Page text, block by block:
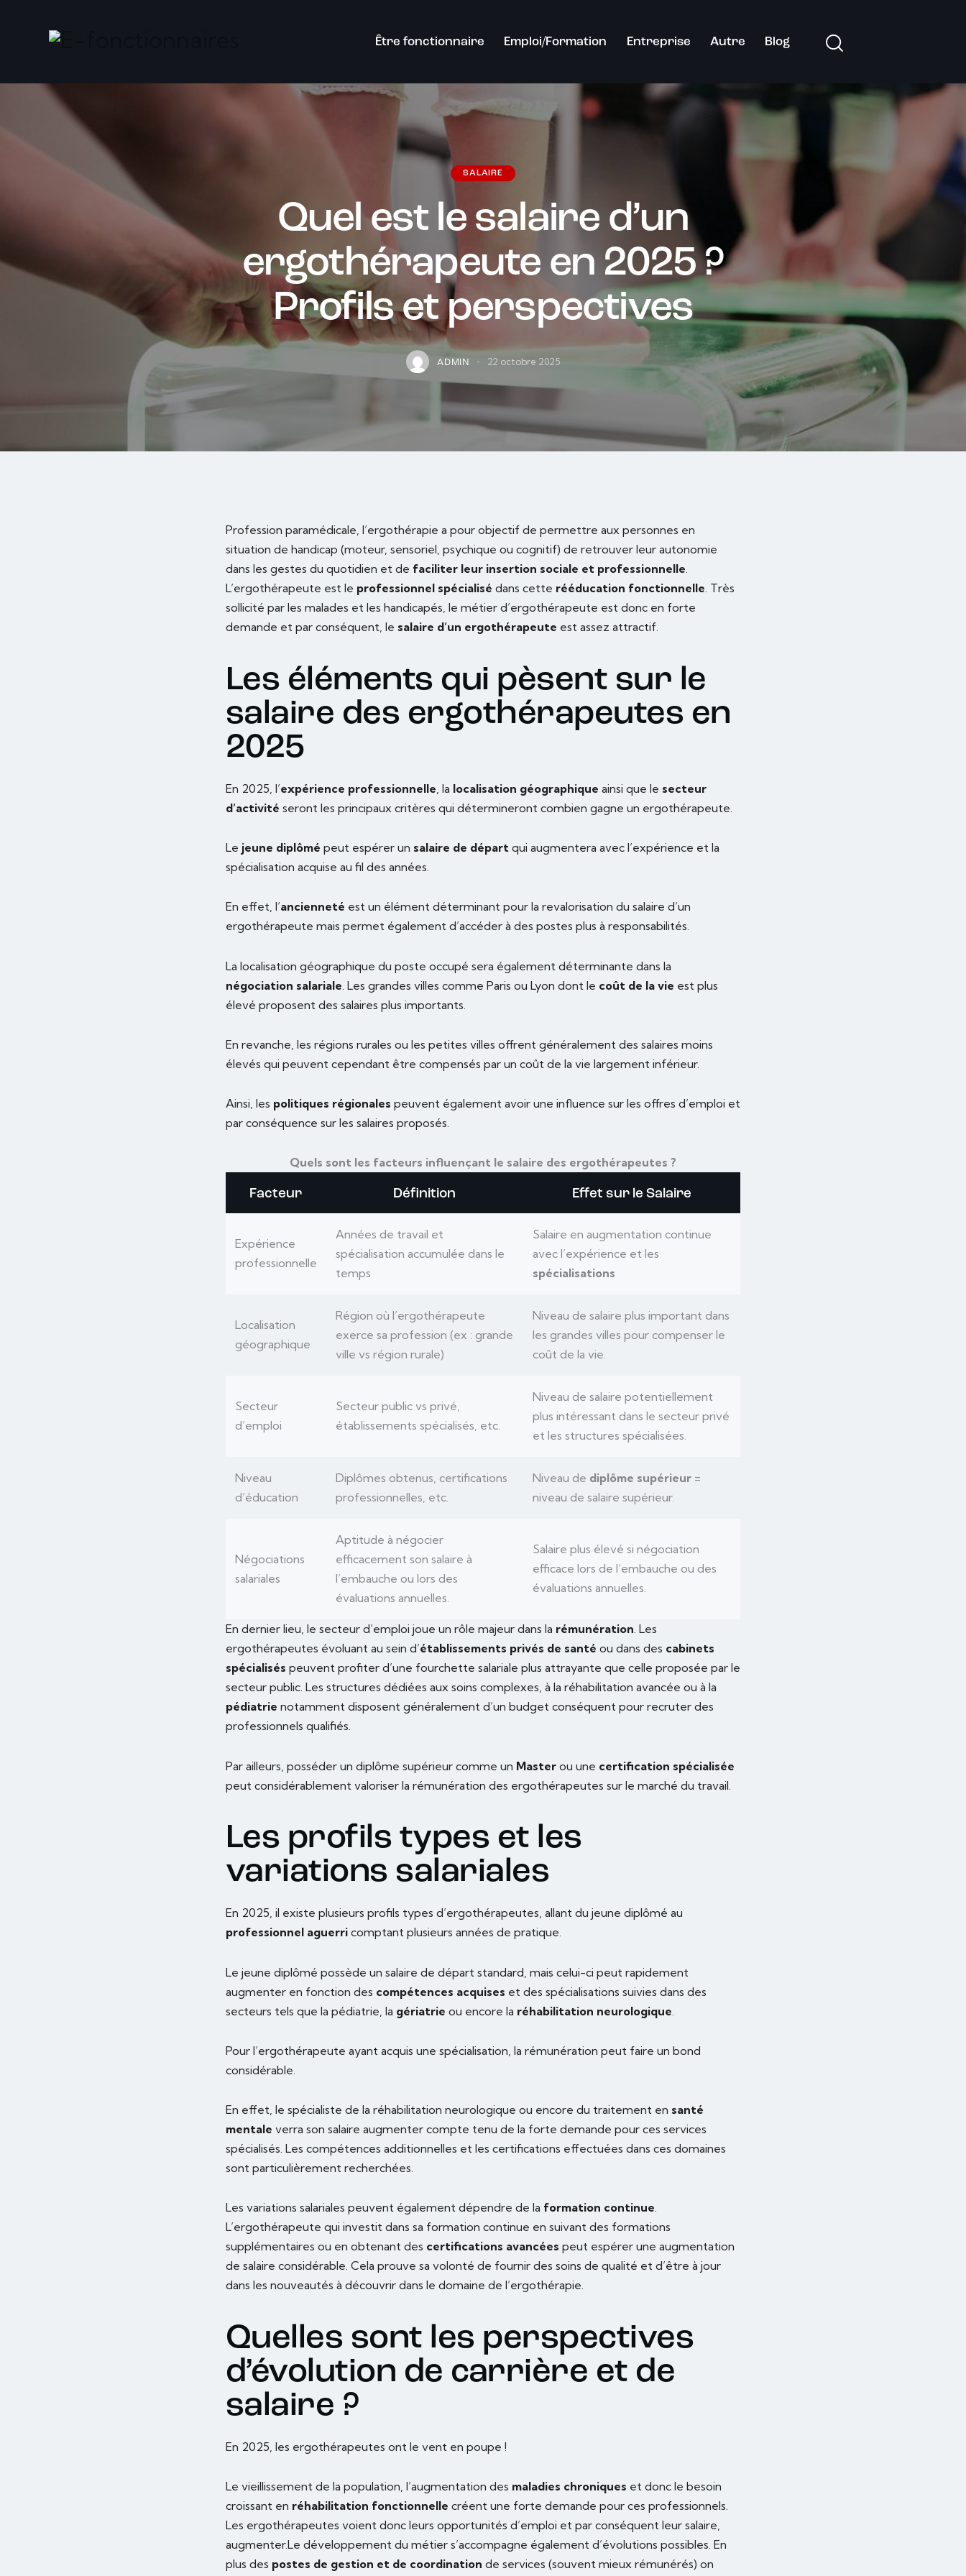
Être fonctionnaire Emploi/Formation Entreprise Autre Blog
SALAIRE
Quel est le salaire d’un
ergothérapeute en 2025 ?
Profils et perspectives
ADMIN 22 octobre 2025
Profession paramédicale, l’ergothérapie a pour objectif de permettre aux personnes en
situation de handicap (moteur, sensoriel, psychique ou cognitif) de retrouver leur autonomie
dans les gestes du quotidien et de faciliter leur insertion sociale et professionnelle.
L’ergothérapeute est le professionnel spécialisé dans cette rééducation fonctionnelle. Très
sollicité par les malades et les handicapés, le métier d’ergothérapeute est donc en forte
demande et par conséquent, le salaire d’un ergothérapeute est assez attractif.
Les éléments qui pèsent sur le
salaire des ergothérapeutes en
2025
En 2025, l’expérience professionnelle , la localisation géographique ainsi que le secteur
d’activité seront les principaux critères qui détermineront combien gagne un ergothérapeute.
Le jeune diplômé peut espérer un salaire de départqui augmentera avec l’expérience et la
spécialisation acquise au fil des années.
En effet, l’ancienneté est un élément déterminant pour la revalorisation du salaire d’un
ergothérapeute mais permet également d’accéder à des postes plus à responsabilités.
La localisation géographique du poste occupé sera également déterminante dans la
négociation salariale . Les grandes villes comme Paris ou Lyon dont le coût de la vie est plus
élevé proposent des salaires plus importants.
En revanche, les régions rurales ou les petites villes offrent généralement des salaires moins
élevés qui peuvent cependant être compensés par un coût de la vie largement inférieur.
Ainsi, les politiques régionales peuvent également avoir une influence sur les offres d’emploi et
par conséquence sur les salaires proposés.
Quels sont les facteurs influençant le salaire des ergothérapeutes ?
Facteur Définition Effet sur le Salaire
Expérience
professionnelle
Années de travail et
spécialisation accumulée dans le
temps
Salaire en augmentation continue
avec l’expérience et les
spécialisations
Localisation
géographique
Région où l’ergothérapeute
exerce sa profession (ex : grande
ville vs région rurale)
Niveau de salaire plus important dans
les grandes villes pour compenser le
coût de la vie.
Secteur
d’emploi
Secteur public vs privé,
établissements spécialisés, etc.
Niveau de salaire potentiellement
plus intéressant dans le secteur privé
et les structures spécialisées.
Niveau
d’éducation
Diplômes obtenus, certifications
professionnelles, etc.
Niveau de diplôme supérieur=
niveau de salaire supérieur.
Négociations
salariales
Aptitude à négocier
efficacement son salaire à
l’embauche ou lors des
évaluations annuelles.
Salaire plus élevé si négociation
efficace lors de l’embauche ou des
évaluations annuelles.
En dernier lieu, le secteur d’emploi joue un rôle majeur dans la rémunération. Les
ergothérapeutes évoluant au sein d’établissements privés de santé ou dans des cabinets
spécialisés peuvent profiter d’une fourchette salariale plus attrayante que celle proposée par le
secteur public. Les structures dédiées aux soins complexes, à la réhabilitation avancée ou à la
pédiatrie notamment disposent généralement d’un budget conséquent pour recruter des
professionnels qualifiés.
Par ailleurs, posséder un diplôme supérieur comme un Masterou une certification spécialisée
peut considérablement valoriser la rémunération des ergothérapeutes sur le marché du travail.
Les profils types et les
variations salariales
En 2025, il existe plusieurs profils types d’ergothérapeutes, allant du jeune diplômé au
professionnel aguerricomptant plusieurs années de pratique.
Le jeune diplômé possède un salaire de départ standard, mais celui-ci peut rapidement
augmenter en fonction des compétences acquises et des spécialisations suivies dans des
secteurs tels que la pédiatrie, la gériatrie ou encore la réhabilitation neurologique
Pour l’ergothérapeute ayant acquis une spécialisation, la rémunération peut faire un bond
considérable.
En effet, le spécialiste de la réhabilitation neurologique ou encore du traitement en santé
mentale verra son salaire augmenter compte tenu de la forte demande pour ces services
spécialisés. Les compétences additionnelles et les certifications effectuées dans ces domaines
sont particulièrement recherchées.
Les variations salariales peuvent également dépendre de la formation continue.
L’ergothérapeute qui investit dans sa formation continue en suivant des formations
supplémentaires ou en obtenant des certifications avancées peut espérer une augmentation
de salaire considérable. Cela prouve sa volonté de fournir des soins de qualité et d’être à jour
dans les nouveautés à découvrir dans le domaine de l’ergothérapie.
Quelles sont les perspectives
d’évolution de carrière et de
salaire ?
En 2025, les ergothérapeutes ont le vent en poupe !
Le vieillissement de la population, l’augmentation des maladies chroniques et donc le besoin
croissant en réhabilitation fonctionnelle créent une forte demande pour ces professionnels.
Les ergothérapeutes voient donc leurs opportunités d’emploi et par conséquent leur salaire,
augmenter.Le développement du métier s’accompagne également d’évolutions possibles. En
plus des postes de gestion et de coordination de services (souvent mieux rémunérés) on